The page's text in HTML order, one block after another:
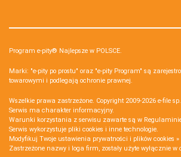
Program e-pity® Najlepsze w POLSCE.
Marki: "e-pity po prostu" oraz "e-pity Program" są
towarowymi i podlegają ochronie prawnej.
Wszelkie prawa zastrzeżone. Copyright 2009-2026 e-file
Serwis ma charakter informacyjny.
Warunki korzystania z serwisu zawarte są w
Serwis wykorzystuje pliki cookies i inne technologie.
Modyfikuj Twoje ustawienia prywatności i plików cookies »
Zastrzeżone nazwy i loga firm, zostały użyte wyłącznie